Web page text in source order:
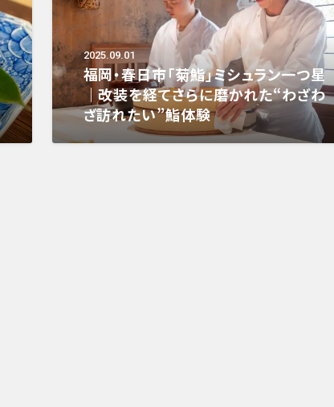
2025.09.01
福岡・春日市「菊鮨」ミシュラン一つ星
｜改装を経てさらに磨かれた“わざわ
ざ訪れたい”鮨体験